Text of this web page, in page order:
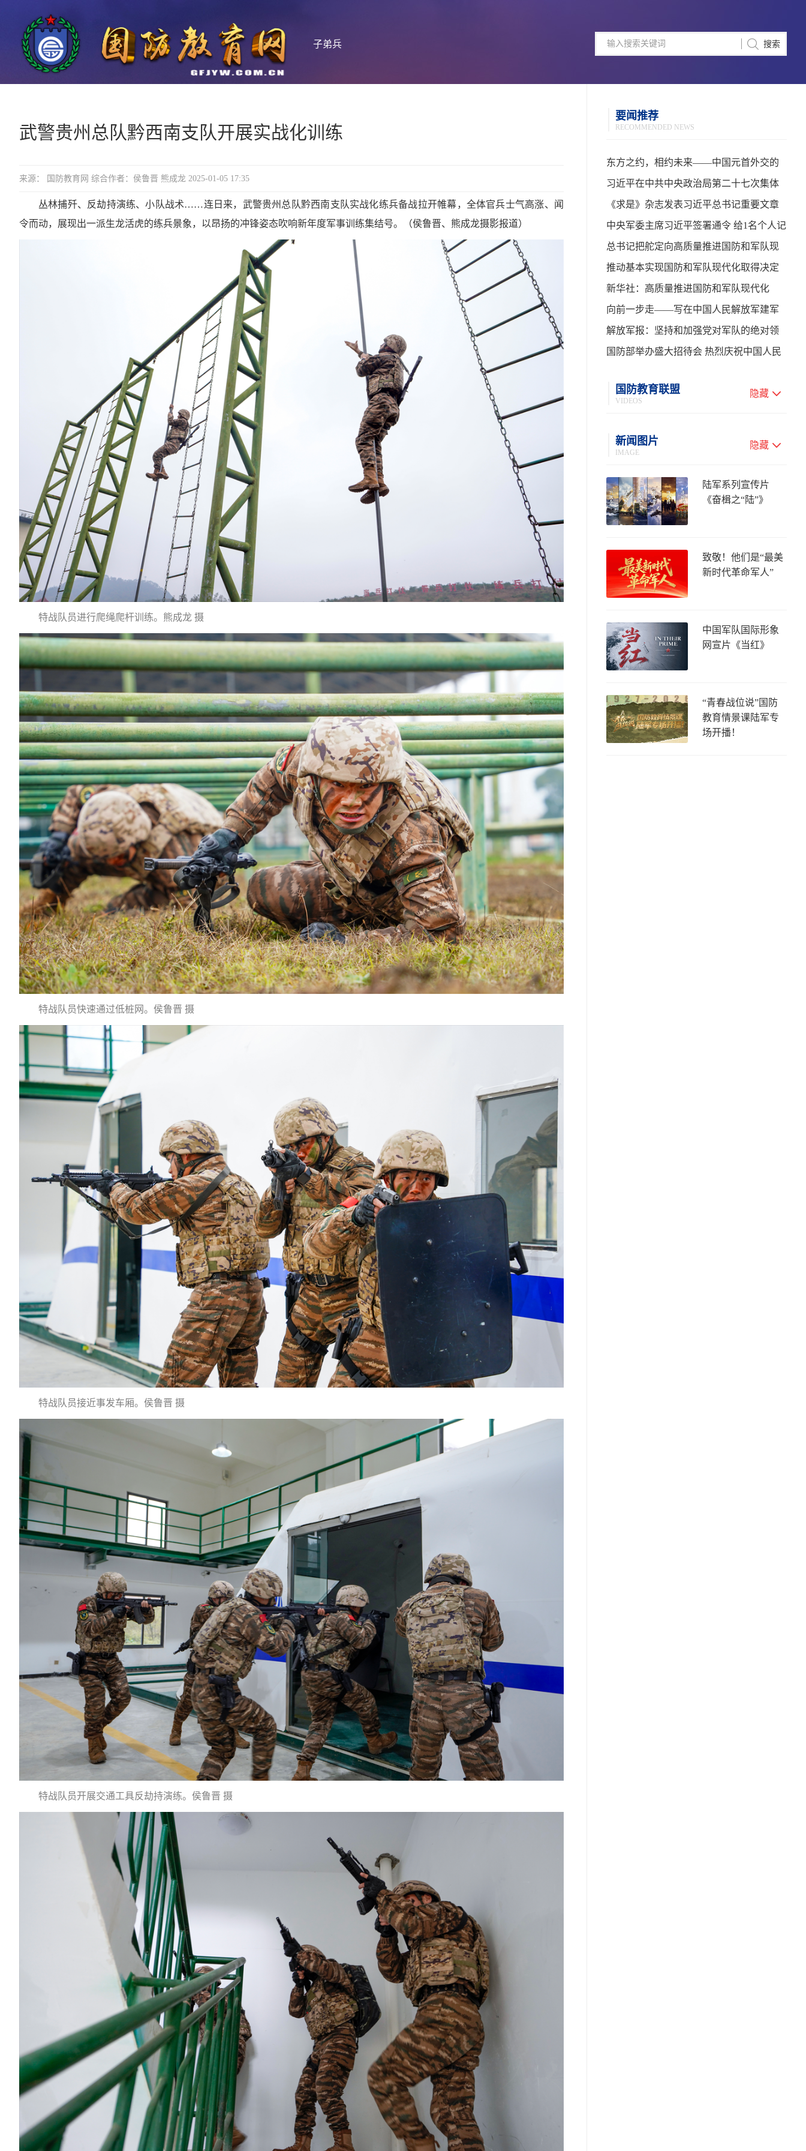
子弟兵
武警贵州总队黔西南支队开展实战化训练
来源： 国防教育网 综合作者：侯鲁晋 熊成龙 2025-01-05 17:35
丛林捕歼、反劫持演练、小队战术……连日来，武警贵州总队黔西南支队实战化练兵备战拉开帷幕，全体官兵士气高涨、闻
令而动，展现出一派生龙活虎的练兵景象，以昂扬的冲锋姿态吹响新年度军事训练集结号。（侯鲁晋、熊成龙摄影报道）
特战队员进行爬绳爬杆训练。熊成龙 摄
特战队员快速通过低桩网。侯鲁晋 摄
特战队员接近事发车厢。侯鲁晋 摄
特战队员开展交通工具反劫持演练。侯鲁晋 摄
要闻推荐
RECOMMENDED NEWS
东方之约，相约未来——中国元首外交的
世界情怀与大国气派
习近平在中共中央政治局第二十七次集体
学习时强调 强化政治引领 深化创新发展 高
质量推进国防和军队现代化
《求是》杂志发表习近平总书记重要文章
中央军委主席习近平签署通令 给1名个人记
功
总书记把舵定向高质量推进国防和军队现
代化
推动基本实现国防和军队现代化取得决定
性进展——学习贯彻习主席在中共中央政
治局第二十七次集体学习时的重要讲话
新华社：高质量推进国防和军队现代化
向前一步走——写在中国人民解放军建军
99周年之际
解放军报：坚持和加强党对军队的绝对领
导 高质量推进国防和军队现代化
国防部举办盛大招待会 热烈庆祝中国人民
国防教育联盟
VIDEOS
隐藏
新闻图片
IMAGE
隐藏
陆军系列宣传片
《奋楫之“陆”》
致敬！他们是“最美
新时代革命军人”
中国军队国际形象
网宣片《当红》
“青春战位说”国防
教育情景课陆军专
场开播！